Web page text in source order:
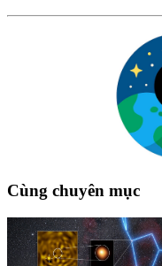
Cùng chuyên mục